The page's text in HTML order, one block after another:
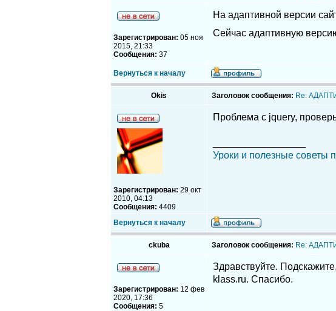
Зарегистрирован: 05 ноя
2015, 21:33
Сообщения: 37
На адаптивной версии
Сейчас адаптивную
Вернуться к началу
Okis Заголовок сообщения: Re:
Зарегистрирован: 29 окт
2010, 04:13
Сообщения: 4409
Проблема с jquery,
Уроки и полезные советы
Вернуться к началу
ckuba Заголовок сообщения: Re:
Зарегистрирован: 12 фев
2020, 17:36
Сообщения: 5
Здравствуйте.
klass.ru. Спасибо.